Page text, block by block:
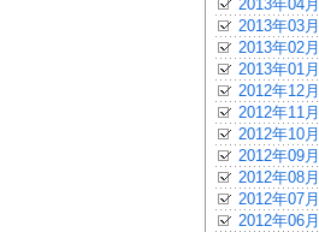
2013年04月
2013年03月
2013年02月
2013年01月
2012年12月
2012年11月
2012年10月
2012年09月
2012年08月
2012年07月
2012年06月